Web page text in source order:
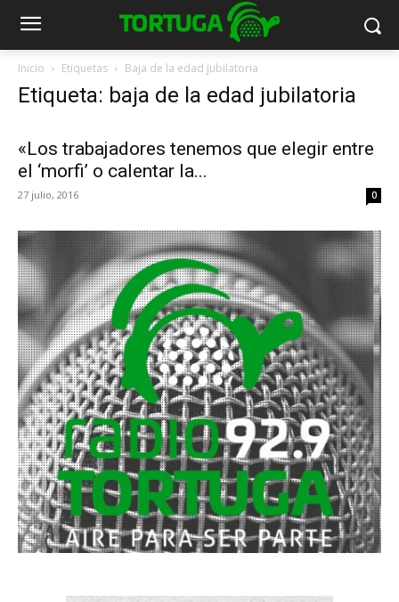
Inicio Etiquetas Baja de la edad jubilatoria
Etiqueta: baja de la edad jubilatoria
«Los trabajadores tenemos que elegir entre
el ‘morfi’ o calentar la...
27 julio, 2016 0